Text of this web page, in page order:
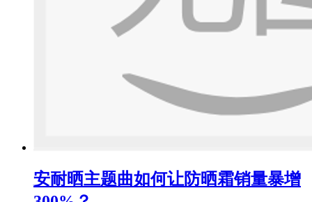
安耐晒主题曲如何让防晒霜销量暴增